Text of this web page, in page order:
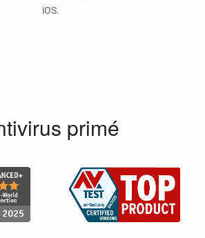
iOS.
primé